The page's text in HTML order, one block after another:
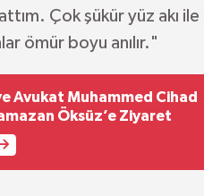
Çok şükür yüz akı
ömür boyu anılır."
Avukat Muhammed Cihad
Öksüz’e Ziyaret